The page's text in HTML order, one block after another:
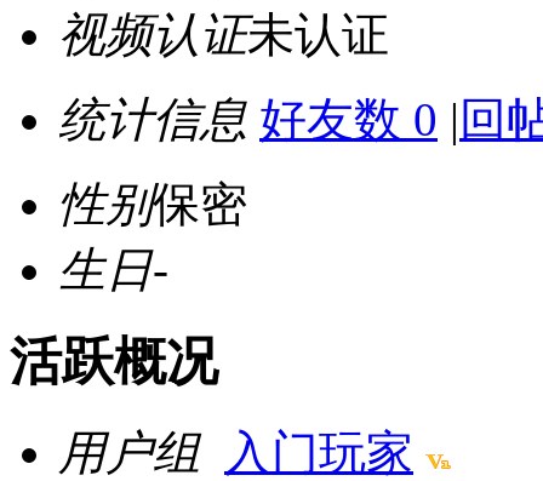
视频认证未认证
统计信息 好友数 0 | 回
性别保密
生日-
活跃概况
用户组 入门玩家